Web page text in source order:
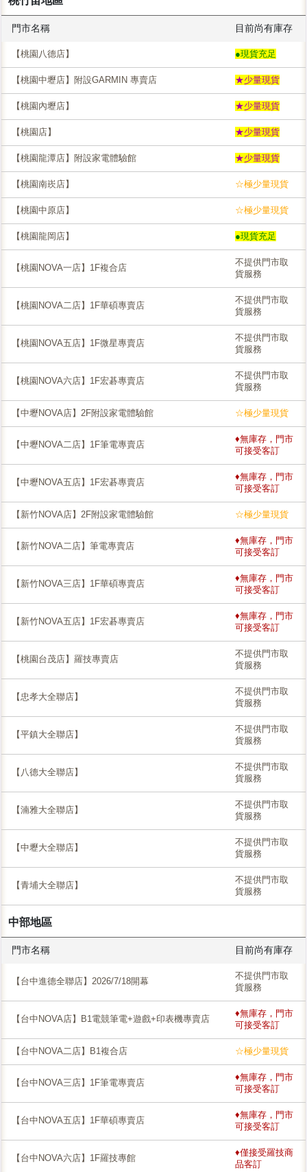
門市名稱 目前尚有庫存
【桃園八德店】 ●現貨充足
【桃園中壢店】附設GARMIN 專賣店 ★少量現貨
【桃園內壢店】 ★少量現貨
【桃園店】 ★少量現貨
【桃園龍潭店】附設家電體驗館 ★少量現貨
【桃園南崁店】 ☆極少量現貨
【桃園中原店】 ☆極少量現貨
【桃園龍岡店】 ●現貨充足
【桃園NOVA一店】1F複合店
不提供門市取
貨服務
【桃園NOVA二店】1F華碩專賣店
不提供門市取
貨服務
【桃園NOVA五店】1F微星專賣店
不提供門市取
貨服務
【桃園NOVA六店】1F宏碁專賣店
不提供門市取
貨服務
【中壢NOVA店】2F附設家電體驗館 ☆極少量現貨
【中壢NOVA二店】1F筆電專賣店
♦無庫存，門市
可接受客訂
【中壢NOVA五店】1F宏碁專賣店
♦無庫存，門市
可接受客訂
【新竹NOVA店】2F附設家電體驗館 ☆極少量現貨
【新竹NOVA二店】筆電專賣店
♦無庫存，門市
可接受客訂
【新竹NOVA三店】1F華碩專賣店
♦無庫存，門市
可接受客訂
【新竹NOVA五店】1F宏碁專賣店
♦無庫存，門市
可接受客訂
【桃園台茂店】羅技專賣店
不提供門市取
貨服務
【忠孝大全聯店】
不提供門市取
貨服務
【平鎮大全聯店】
不提供門市取
貨服務
【八德大全聯店】
不提供門市取
貨服務
【湳雅大全聯店】
不提供門市取
貨服務
【中壢大全聯店】
不提供門市取
貨服務
【青埔大全聯店】
不提供門市取
貨服務
中部地區
門市名稱 目前尚有庫存
【台中進德全聯店】2026/7/18開幕
不提供門市取
貨服務
【台中NOVA店】B1電競筆電+遊戲+印表機專賣店
♦無庫存，門市
可接受客訂
【台中NOVA二店】B1複合店 ☆極少量現貨
【台中NOVA三店】1F筆電專賣店
♦無庫存，門市
可接受客訂
【台中NOVA五店】1F華碩專賣店
♦無庫存，門市
可接受客訂
【台中NOVA六店】1F羅技專館
♦僅接受羅技商
品客訂